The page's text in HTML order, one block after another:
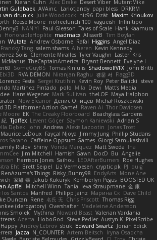
Kieran Kuhn Alec Drake Desert Viber MutantMike
Guldbaek AVAinc. Lariotjandy papi bless DRKRM
van drunick Julie Woodcock nic96 Dzät Maxim Krioukov
Reese Moore nofreelunch 100 vagueish Infinitipo
NAN YI Paul Gleason Tales of Scale Hank Kaamura
HonorableHoplite madmacx AlisserB Tim Boylan
Wutata Andrew Osborne Rafal Higgins Angel Diaz
Francky Tang salem shams Alheren Kevin Kennedy
Solis Clemente Miralles Tyler Vaughn Laster Kris
McManus TheCaptainAmerica Bryant Bennett Evelyne I
SomeGuyBS Tomas Kiniulis ShadowolfVFX John Britti
Ebi3D RVA DEMON Niranjan Raghu 경문 서 Flagg3D
Lorenzo Festa Sergei Krutihin Kevin Roy Peter Balicki steve
Martinez Pintado polo Mila Dewi
Matt's Media
Hans Wegener Mark Sullivan theLOF Maya Halphon
Now Eleanor Денис Оницев Michał Roszkowski
3D Platformer Action Game!
Raven Ai Thor Davidsen
Moore EK The Creaky Floorboard Beachglass Gardens
紀 Tjoffex Levent Göçer Szymon Kaniewski Adrian S
Dębek john Andrew Alexis Lazootin
Jonas Trost
Maurice LeDoux Fayçal Njoya Jimmy Jung Phillip Studans
Sarano Caffeine Oppsum Games Giorgi Samukashvili
Rislov Shiny Vonda Marquez Matt Sweda Ina
Jim Mitchell Hamish Gawn DocD Bu Angelie
Harrison Jones Saihou LEDAfterBurners Roe Hughes
Eht Brett Seipel Liz Vermoesen cryptic pk PJ quig
RenAzuma's Things Risky_Bunny98 EndyArts Mone Ane
家維 張 Jakub Kukuryk Kemberlyn Pegus BOOSTED UK
Apffel Mitchell Winn Tania Ieva Straupmane 金 康
los Santos Manfred Philipp Jainz Марина Ск Dave Child
Duncan Rene 名氏 无 Chris Priscott Thomas Rigg
(derogatory) Overshafter Madeleine Andersson
Smolek Mythina Noward Beast Valerian Vardania
Azerta HoboGod Steve Pedler Austyn K PixelScribe
Andrey Lebrov sbuk Edward Swartz
Jonah Edick
Jazza N_COUNTER Artem Beitsch
Iryna Osadcha